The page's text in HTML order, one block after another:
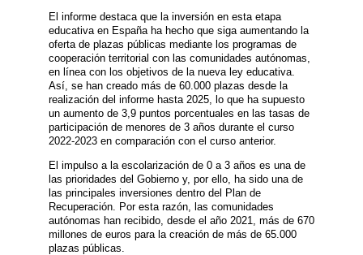
El informe destaca que la inversión en esta etapa
educativa en España ha hecho que siga aumentando la
oferta de plazas públicas mediante los programas de
cooperación territorial con las comunidades autónomas,
en línea con los objetivos de la nueva ley educativa.
Así, se han creado más de 60.000 plazas desde la
realización del informe hasta 2025, lo que ha supuesto
un aumento de 3,9 puntos porcentuales en las tasas de
participación de menores de 3 años durante el curso
2022-2023 en comparación con el curso anterior.
El impulso a la escolarización de 0 a 3 años es una de
las prioridades del Gobierno y, por ello, ha sido una de
las principales inversiones dentro del Plan de
Recuperación. Por esta razón, las comunidades
autónomas han recibido, desde el año 2021, más de 670
millones de euros para la creación de más de 65.000
plazas públicas.